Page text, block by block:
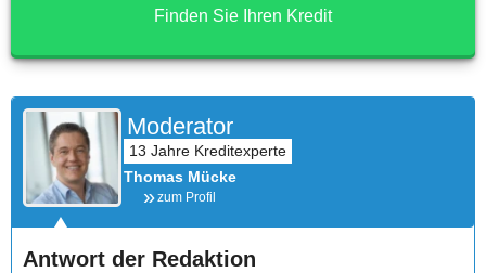
Finden Sie Ihren Kredit
Moderator
Thomas Mücke
zum Profil
Antwort der Redaktion